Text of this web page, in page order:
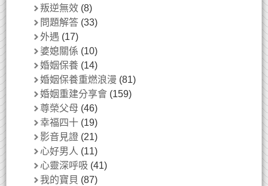
叛逆無效 (8)
問題解答 (33)
外遇 (17)
婆媳關係 (10)
婚姻保養 (14)
婚姻保養重燃浪漫 (81)
婚姻重建分享會 (159)
尊榮父母 (46)
幸福四十 (19)
影音見證 (21)
心好男人 (11)
心靈深呼吸 (41)
我的寶貝 (87)